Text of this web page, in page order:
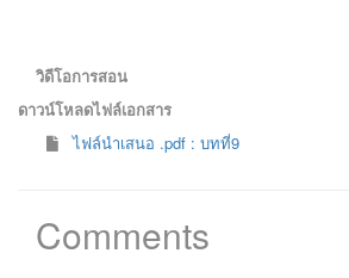
วิดีโอการสอน
ดาวน์โหลดไฟล์เอกสาร
ไฟล์นำเสนอ .pdf : บทที่9
Comments